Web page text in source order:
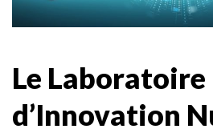
Le Laboratoire
d’Innovation